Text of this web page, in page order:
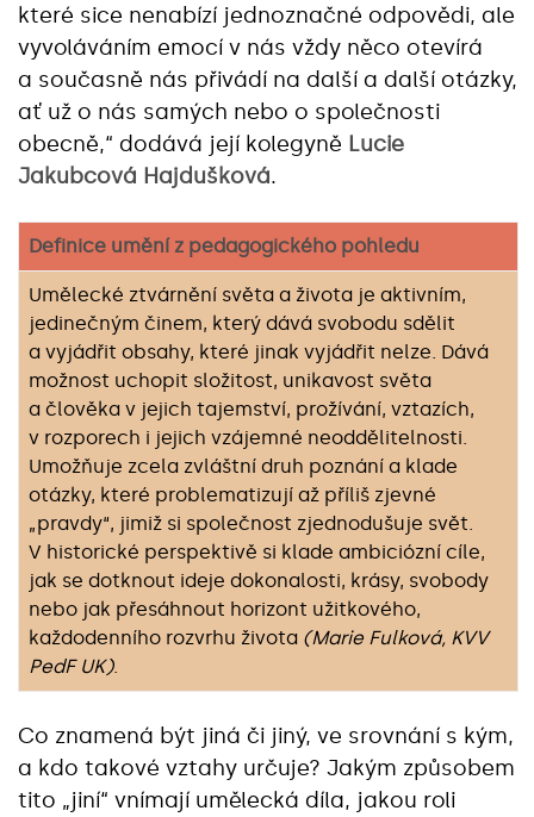
které sice nenabízí jednoznačné odpovědi, ale
vyvoláváním emocí v nás vždy něco otevírá
a současně nás přivádí na další a další otázky,
ať už o nás samých nebo o společnosti
obecně,“ dodává její kolegyně Lucie
Jakubcová Hajdušková.
Definice umění z pedagogického pohledu
Umělecké ztvárnění světa a života je aktivním,
jedinečným činem, který dává svobodu sdělit
a vyjádřit obsahy, které jinak vyjádřit nelze. Dává
možnost uchopit složitost, unikavost světa
a člověka v jejich tajemství, prožívání, vztazích,
v rozporech i jejich vzájemné neoddělitelnosti.
Umožňuje zcela zvláštní druh poznání a klade
otázky, které problematizují až příliš zjevné
„pravdy“, jimiž si společnost zjednodušuje svět.
V historické perspektivě si klade ambiciózní cíle,
jak se dotknout ideje dokonalosti, krásy, svobody
nebo jak přesáhnout horizont užitkového,
každodenního rozvrhu života (Marie Fulková, KVV
PedF UK).
Co znamená být jiná či jiný, ve srovnání s kým,
a kdo takové vztahy určuje? Jakým způsobem
tito „jiní“ vnímají umělecká díla, jakou roli